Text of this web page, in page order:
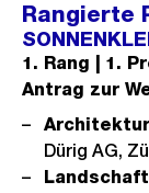
Rangierte
1. Rang | 1.
Antrag zur
Architektur
Dürig AG,